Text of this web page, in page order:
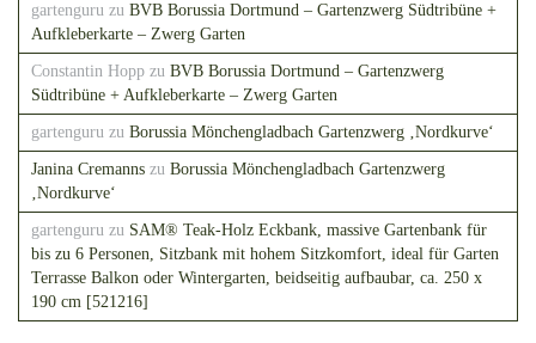
gartenguru zu BVB Borussia Dortmund – Gartenzwerg Südtribüne +
Aufkleberkarte – Zwerg Garten
Constantin Hopp zu BVB Borussia Dortmund – Gartenzwerg
Südtribüne + Aufkleberkarte – Zwerg Garten
gartenguru zu Borussia Mönchengladbach Gartenzwerg ‚Nordkurve‘
Janina Cremanns zu Borussia Mönchengladbach Gartenzwerg
‚Nordkurve‘
gartenguru zu SAM® Teak-Holz Eckbank, massive Gartenbank für
bis zu 6 Personen, Sitzbank mit hohem Sitzkomfort, ideal für Garten
Terrasse Balkon oder Wintergarten, beidseitig aufbaubar, ca. 250 x
190 cm [521216]